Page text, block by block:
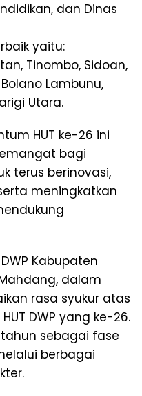
dan Dinas
yaitu:
Tinombo, Sidoan,
Lambunu,
Utara.
HUT ke-26 ini
bagi
terus berinovasi,
meningkatkan
Kabupaten
dalam
rasa syukur atas
DWP yang ke-26.
sebagai fase
berbagai